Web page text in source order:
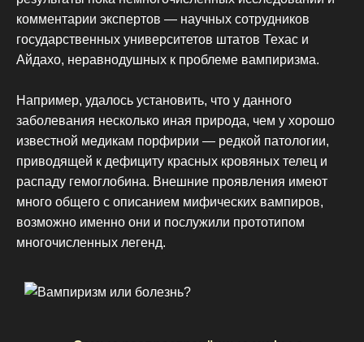
комментарии экспертов — научных сотрудников
государственных университетов штатов Техас и
Айдахо, неравнодушных к проблеме вампиризма.
Например, удалось установить, что у данного
заболевания несколько иная природа, чем у хорошо
известной медикам порфирии — редкой патологии,
приводящей к дефициту красных кровяных телец и
распаду гемоглобина. Внешние проявления имеют
много общего с описанием мифических вампиров,
возможно именно они и послужили прототипом
многочисленных легенд.